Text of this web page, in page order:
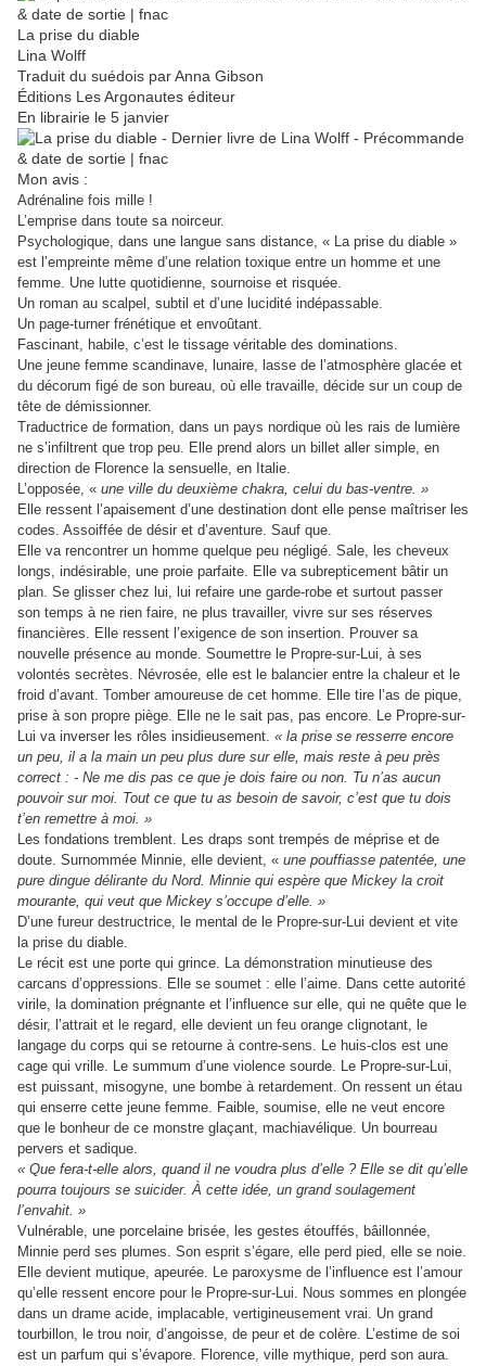
La prise du diable
Lina Wolff
Traduit du suédois par Anna Gibson
Éditions Les Argonautes éditeur
En librairie le 5 janvier
Mon avis :
Adrénaline fois mille !
L’emprise dans toute sa noirceur.
Psychologique, dans une langue sans distance, « La prise du diable »
est l’empreinte même d’une relation toxique entre un homme et une
femme. Une lutte quotidienne, sournoise et risquée.
Un roman au scalpel, subtil et d’une lucidité indépassable.
Un page-turner frénétique et envoûtant.
Fascinant, habile, c’est le tissage véritable des dominations.
Une jeune femme scandinave, lunaire, lasse de l’atmosphère glacée et
du décorum figé de son bureau, où elle travaille, décide sur un coup de
tête de démissionner.
Traductrice de formation, dans un pays nordique où les rais de lumière
ne s’infiltrent que trop peu. Elle prend alors un billet aller simple, en
direction de Florence la sensuelle, en Italie.
L’opposée, « une ville du deuxième chakra, celui du bas-ventre. »
Elle ressent l’apaisement d’une destination dont elle pense maîtriser les
codes. Assoiffée de désir et d’aventure. Sauf que.
Elle va rencontrer un homme quelque peu négligé. Sale, les cheveux
longs, indésirable, une proie parfaite. Elle va subrepticement bâtir un
plan. Se glisser chez lui, lui refaire une garde-robe et surtout passer
son temps à ne rien faire, ne plus travailler, vivre sur ses réserves
financières. Elle ressent l’exigence de son insertion. Prouver sa
nouvelle présence au monde. Soumettre le Propre-sur-Lui, à ses
volontés secrètes. Névrosée, elle est le balancier entre la chaleur et le
froid d’avant. Tomber amoureuse de cet homme. Elle tire l’as de pique,
prise à son propre piège. Elle ne le sait pas, pas encore. Le Propre-sur-
Lui va inverser les rôles insidieusement. « la prise se resserre encore
un peu, il a la main un peu plus dure sur elle, mais reste à peu près
correct : - Ne me dis pas ce que je dois faire ou non. Tu n’as aucun
pouvoir sur moi. Tout ce que tu as besoin de savoir, c’est que tu dois
t’en remettre à moi. »
Les fondations tremblent. Les draps sont trempés de méprise et de
doute. Surnommée Minnie, elle devient, « une pouffiasse patentée, une
pure dingue délirante du Nord. Minnie qui espère que Mickey la croit
mourante, qui veut que Mickey s’occupe d’elle. »
D’une fureur destructrice, le mental de le Propre-sur-Lui devient et vite
la prise du diable.
Le récit est une porte qui grince. La démonstration minutieuse des
carcans d’oppressions. Elle se soumet : elle l’aime. Dans cette autorité
virile, la domination prégnante et l’influence sur elle, qui ne quête que le
désir, l’attrait et le regard, elle devient un feu orange clignotant, le
langage du corps qui se retourne à contre-sens. Le huis-clos est une
cage qui vrille. Le summum d’une violence sourde. Le Propre-sur-Lui,
est puissant, misogyne, une bombe à retardement. On ressent un étau
qui enserre cette jeune femme. Faible, soumise, elle ne veut encore
que le bonheur de ce monstre glaçant, machiavélique. Un bourreau
pervers et sadique.
« Que fera-t-elle alors, quand il ne voudra plus d’elle ? Elle se dit qu’elle
pourra toujours se suicider. À cette idée, un grand soulagement
l’envahit. »
Vulnérable, une porcelaine brisée, les gestes étouffés, bâillonnée,
Minnie perd ses plumes. Son esprit s’égare, elle perd pied, elle se noie.
Elle devient mutique, apeurée. Le paroxysme de l’influence est l’amour
qu’elle ressent encore pour le Propre-sur-Lui. Nous sommes en plongée
dans un drame acide, implacable, vertigineusement vrai. Un grand
tourbillon, le trou noir, d’angoisse, de peur et de colère. L’estime de soi
est un parfum qui s’évapore. Florence, ville mythique, perd son aura.